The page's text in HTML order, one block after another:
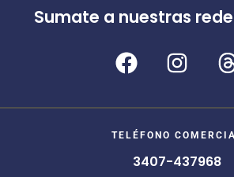
Sumate a nuestras
TELÉFONO
3407-437968